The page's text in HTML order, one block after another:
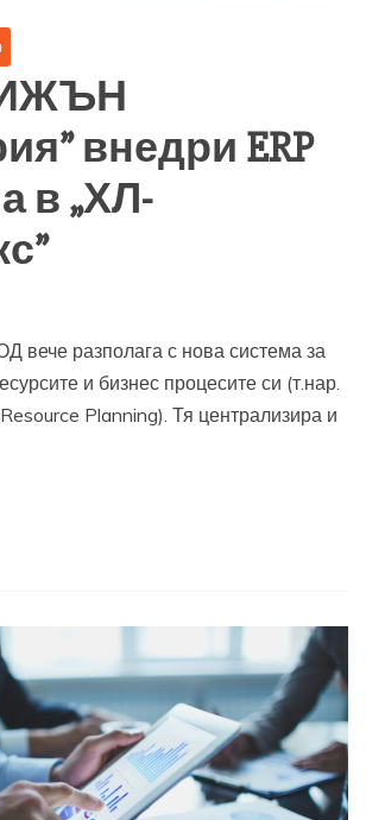
внедри ERP
в „ХЛ-
вече разполага с нова система за
и бизнес процесите си (т.нар.
Planning). Тя централизира и